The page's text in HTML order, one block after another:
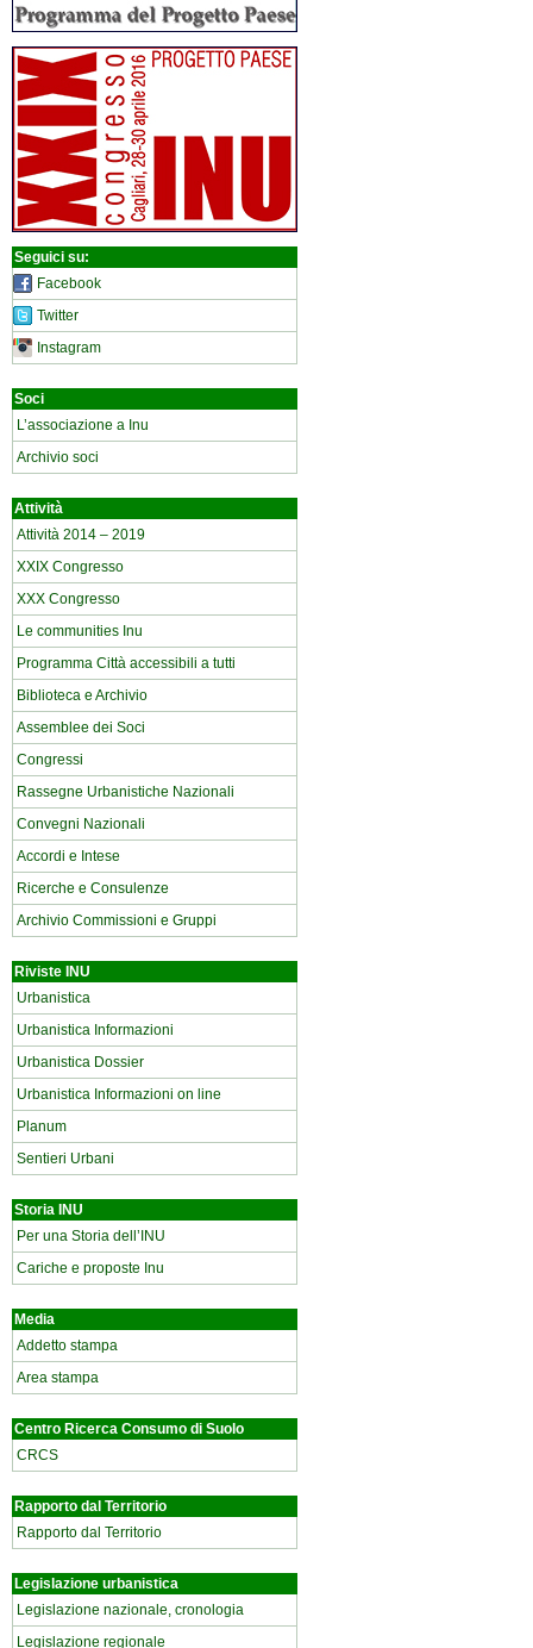
Seguici su:
Facebook
Twitter
Instagram
Soci
L’associazione a Inu
Archivio soci
Attività
Attività 2014 – 2019
XXIX Congresso
XXX Congresso
Le communities Inu
Programma Città accessibili a tutti
Biblioteca e Archivio
Assemblee dei Soci
Congressi
Rassegne Urbanistiche Nazionali
Convegni Nazionali
Accordi e Intese
Ricerche e Consulenze
Archivio Commissioni e Gruppi
Riviste INU
Urbanistica
Urbanistica Informazioni
Urbanistica Dossier
Urbanistica Informazioni on line
Planum
Sentieri Urbani
Storia INU
Per una Storia dell’INU
Cariche e proposte Inu
Media
Addetto stampa
Area stampa
Centro Ricerca Consumo di Suolo
CRCS
Rapporto dal Territorio
Rapporto dal Territorio
Legislazione urbanistica
Legislazione nazionale, cronologia
Legislazione regionale